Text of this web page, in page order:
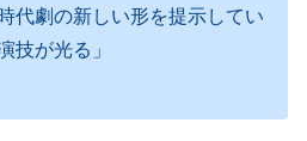
代劇の新しい形を提示してい
技が光る」